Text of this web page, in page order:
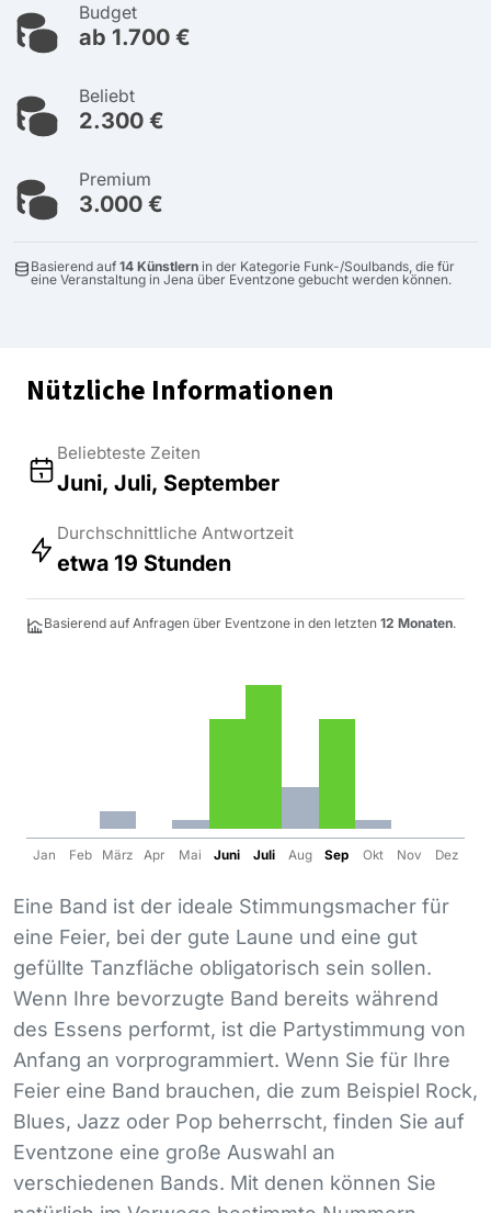
Budget
ab 1.700 €
Beliebt
2.300 €
Premium
3.000 €
Basierend auf 14 Künstlern in der Kategorie Funk-/Soulbands, die für
eine Veranstaltung in Jena über Eventzone gebucht werden können.
Nützliche Informationen
Beliebteste Zeiten
Juni, Juli, September
Durchschnittliche Antwortzeit
etwa 19 Stunden
Basierend auf Anfragen über Eventzone in den letzten 12 Monaten.
Jan Feb März Apr Mai Juni Juli Aug Sep Okt Nov Dez
Eine Band ist der ideale Stimmungsmacher für
eine Feier, bei der gute Laune und eine gut
gefüllte Tanzfläche obligatorisch sein sollen.
Wenn Ihre bevorzugte Band bereits während
des Essens performt, ist die Partystimmung von
Anfang an vorprogrammiert. Wenn Sie für Ihre
Feier eine Band brauchen, die zum Beispiel Rock,
Blues, Jazz oder Pop beherrscht, finden Sie auf
Eventzone eine große Auswahl an
verschiedenen Bands. Mit denen können Sie